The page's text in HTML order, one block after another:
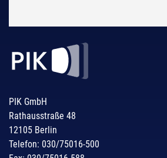
PIK GmbH
Rathausstraße 48
12105 Berlin
Telefon: 030/75016-500